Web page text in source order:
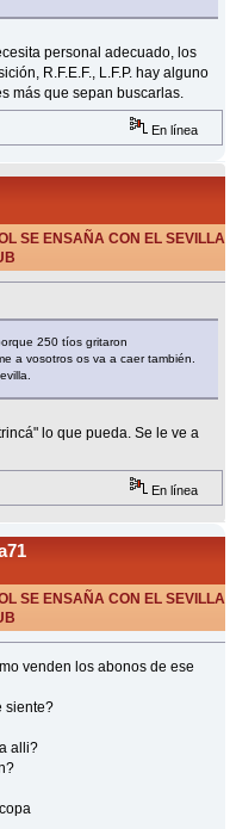
personal adecuado, los
R.F.E.F., L.F.P. hay alguno
más que sepan buscarlas.
En línea
SE ENSAÑA CON EL SEVILLA
250 tíos gritaron
a vosotros os va a caer también.
lo que pueda. Se le ve a
En línea
SE ENSAÑA CON EL SEVILLA
venden los abonos de ese
siente?
alli?